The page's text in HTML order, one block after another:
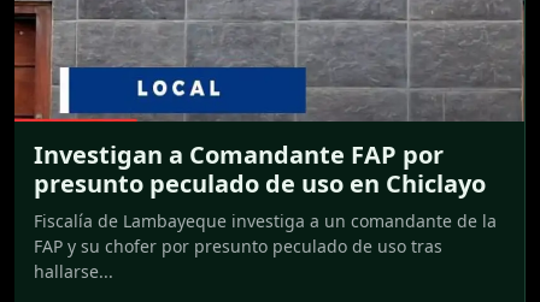
Investigan a Comandante FAP por
presunto peculado de uso en Chiclayo
Fiscalía de Lambayeque investiga a un comandante de la
FAP y su chofer por presunto peculado de uso tras
hallarse...